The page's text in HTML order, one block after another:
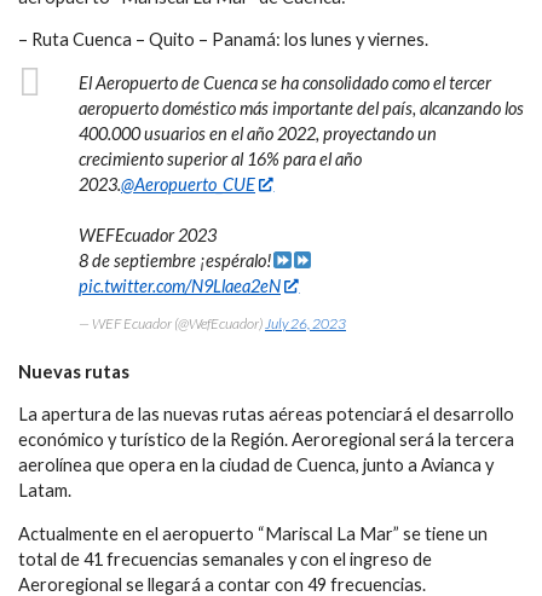
– Ruta Cuenca – Quito – Panamá: los lunes y viernes.
El Aeropuerto de Cuenca se ha consolidado como el tercer
aeropuerto doméstico más importante del país, alcanzando los
400.000 usuarios en el año 2022, proyectando un
crecimiento superior al 16% para el año
2023.@Aeropuerto_CUE
WEFEcuador 2023
8 de septiembre ¡espéralo!
pic.twitter.com/N9Llaea2eN
— WEF Ecuador (@WefEcuador) July 26, 2023
Nuevas rutas
La apertura de las nuevas rutas aéreas potenciará el desarrollo
económico y turístico de la Región. Aeroregional será la tercera
aerolínea que opera en la ciudad de Cuenca, junto a Avianca y
Latam.
Actualmente en el aeropuerto “Mariscal La Mar” se tiene un
total de 41 frecuencias semanales y con el ingreso de
Aeroregional se llegará a contar con 49 frecuencias.